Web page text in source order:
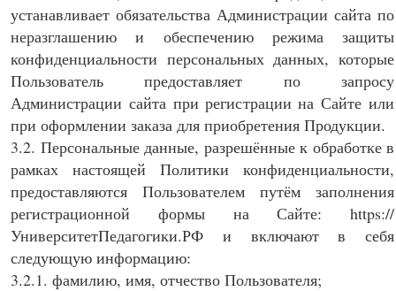
устанавливает обязательства Администрации сайта по
неразглашению и обеспечению режима защиты
конфиденциальности персональных данных, которые
Пользователь предоставляет по запросу
Администрации сайта при регистрации на Сайте или
при оформлении заказа для приобретения Продукции.
3.2. Персональные данные, разрешённые к обработке в
рамках настоящей Политики конфиденциальности,
предоставляются Пользователем путём заполнения
регистрационной формы на Сайте: https://
УниверситетПедагогики.РФ и включают в себя
следующую информацию:
3.2.1. фамилию, имя, отчество Пользователя;